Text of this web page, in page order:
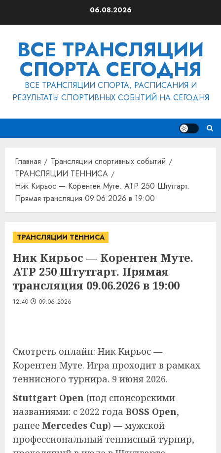
06.08.2026
ВСЕ ТРАНСЛЯЦИИ
СПОРТА СЕГОДНЯ
ВСЕ ТРАНСЛЯЦИИ СПОРТА, РАСПИСАНИЯ И
РЕЗУЛЬТАТЫ СПОРТИВНЫХ СОБЫТИЙ НА СЕГОДНЯ
Главная
Трансляции спортивных событий
ТРАНСЛЯЦИИ ТЕННИСА
Ник Кирьос — Корентен Муте. ATP 250 Штутгарт.
Прямая трансляция 09.06.2026 в 19:00
ТРАНСЛЯЦИИ ТЕННИСА
Ник Кирьос — Корентен Муте.
ATP 250 Штутгарт. Прямая
трансляция 09.06.2026 в 19:00
12:40 09.06.2026
Смотреть онлайн: Ник Кирьос —
Корентен Муте. Игра проходит в рамках
теннисного турнира. 9 июня 2026.
Stuttgart Open (под спонсорскими
названиями: с 2022 года BOSS Open,
ранее Mercedes Cup) — мужской
профессиональный теннисный турнир,